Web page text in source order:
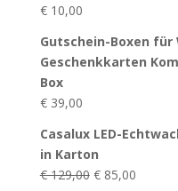
€10,00
Gutschein-Boxen für
Geschenkkarten
Box
€39,00
Casalux LED-
in Karton
€129,00 Ursprünglicher
€85,00Aktueller